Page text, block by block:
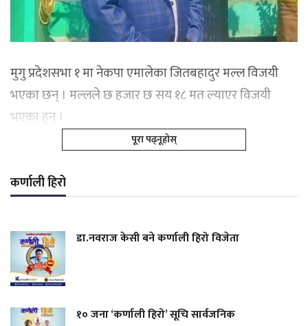
मुगु प्रदेशसभा १ मा नेकपा एमालेका जितबहादुर मल्ल विजयी
भएका छन् । मल्लले छ हजार छ सय १८ मत ल्याएर विजयी
भएका हुन् ।
पूरा पढ्नूहोस्
कर्णाली हिरो
डा.नवराज केसी बने कर्णाली हिरो विजेता
१० जना ‘कर्णाली हिरो’ सूचि सार्वजनिक